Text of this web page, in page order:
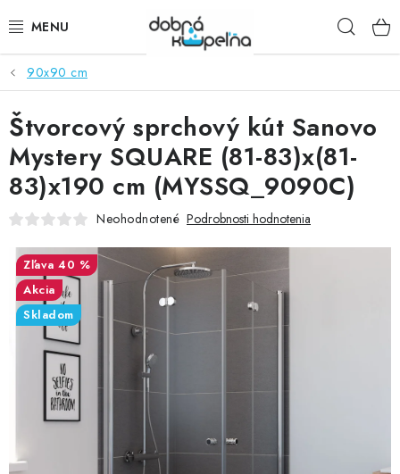
na
SPRCHOVÉ KÚTY
SPRCHOVÉ DVERE
BATÉRIE
VANE
KÚPEĽŇOVÝ NÁBYTOK
DOPLNKY
SANITA
VÝPREDAJ
PRÍSLUŠENSTVO K SPRCHOVÝM KÚTOM A
NÁHRADNÉ DIELY
90x90 cm
Štvorcový sprchový kút Sanovo
Mystery SQUARE (81-83)x(81-
83)x190 cm (MYSSQ_9090C)
Neohodnotené Podrobnosti hodnotenia
40 %
Akcia
Skladom